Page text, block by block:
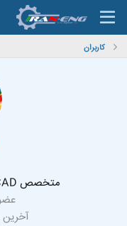
کاربران
متخصص AutoCAD
آخرین